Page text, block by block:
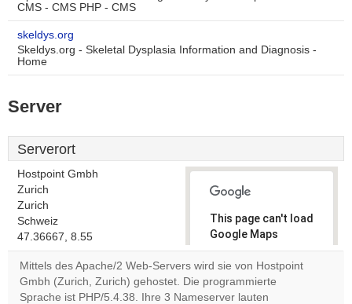
CMS - CMS PHP - CMS
skeldys.org
Skeldys.org - Skeletal Dysplasia Information and Diagnosis -
Home
Server
Serverort
Hostpoint Gmbh
Zurich
Zurich
Schweiz
47.36667, 8.55
This page can't load
Google Maps
correctly.
Do you
own this
Mittels des Apache/2 Web-Servers wird sie von Hostpoint
Gmbh (Zurich, Zurich) gehostet. Die programmierte
Sprache ist PHP/5.4.38. Ihre 3 Nameserver lauten